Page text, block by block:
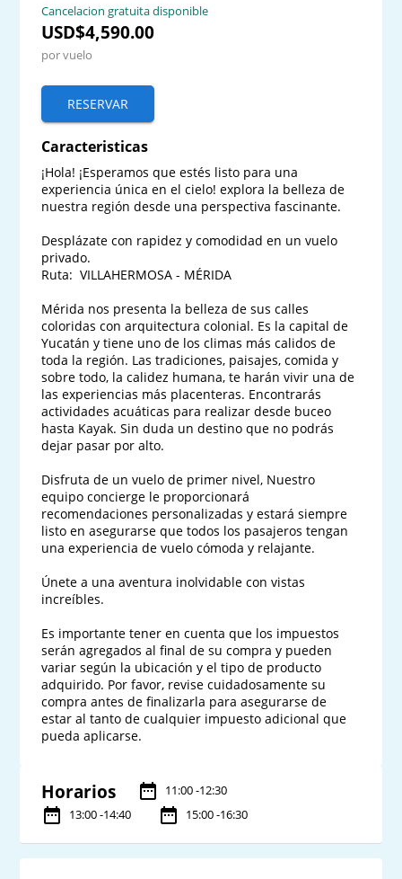
Cancelacion gratuita disponible
USD$4,590.00
por vuelo
RESERVAR
Caracteristicas
¡Hola! ¡Esperamos que estés listo para una
experiencia única en el cielo! explora la belleza de
nuestra región desde una perspectiva fascinante.
Desplázate con rapidez y comodidad en un vuelo
privado.
Ruta:  VILLAHERMOSA - MÉRIDA
Mérida nos presenta la belleza de sus calles
coloridas con arquitectura colonial. Es la capital de
Yucatán y tiene uno de los climas más calidos de
toda la región. Las tradiciones, paisajes, comida y
sobre todo, la calidez humana, te harán vivir una de
las experiencias más placenteras. Encontrarás
actividades acuáticas para realizar desde buceo
hasta Kayak. Sin duda un destino que no podrás
dejar pasar por alto.
Disfruta de un vuelo de primer nivel, Nuestro
equipo concierge le proporcionará
recomendaciones personalizadas y estará siempre
listo en asegurarse que todos los pasajeros tengan
una experiencia de vuelo cómoda y relajante.
Únete a una aventura inolvidable con vistas
increíbles.
Es importante tener en cuenta que los impuestos
serán agregados al final de su compra y pueden
variar según la ubicación y el tipo de producto
adquirido. Por favor, revise cuidadosamente su
compra antes de finalizarla para asegurarse de
estar al tanto de cualquier impuesto adicional que
Horarios
11:00 -12:30
13:00 -14:40
15:00 -16:30